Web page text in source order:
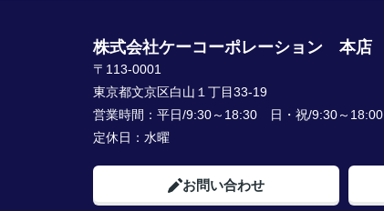
株式会社ケーコーポレーション 本店
〒113-0001
東京都文京区白山１丁目33-19
営業時間： 平日/9:30～18:30 日・祝/9:30～18:00
定休日： 水曜
お問い合わせ